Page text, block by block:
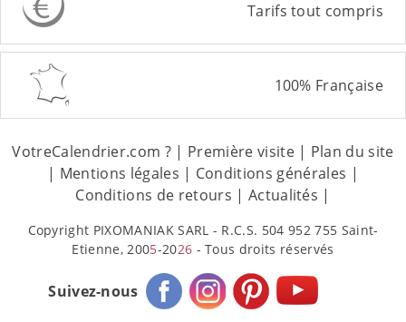
Tarifs tout compris
100% Française
VotreCalendrier.com ? | Première visite| Plan du site
| Mentions légales | Conditions générales |
Conditions de retours | Actualités |
Copyright PIXOMANIAK SARL - R.C.S. 504 952 755 Saint-
Etienne, 2005-2026 - Tous droits réservés
Suivez-nous